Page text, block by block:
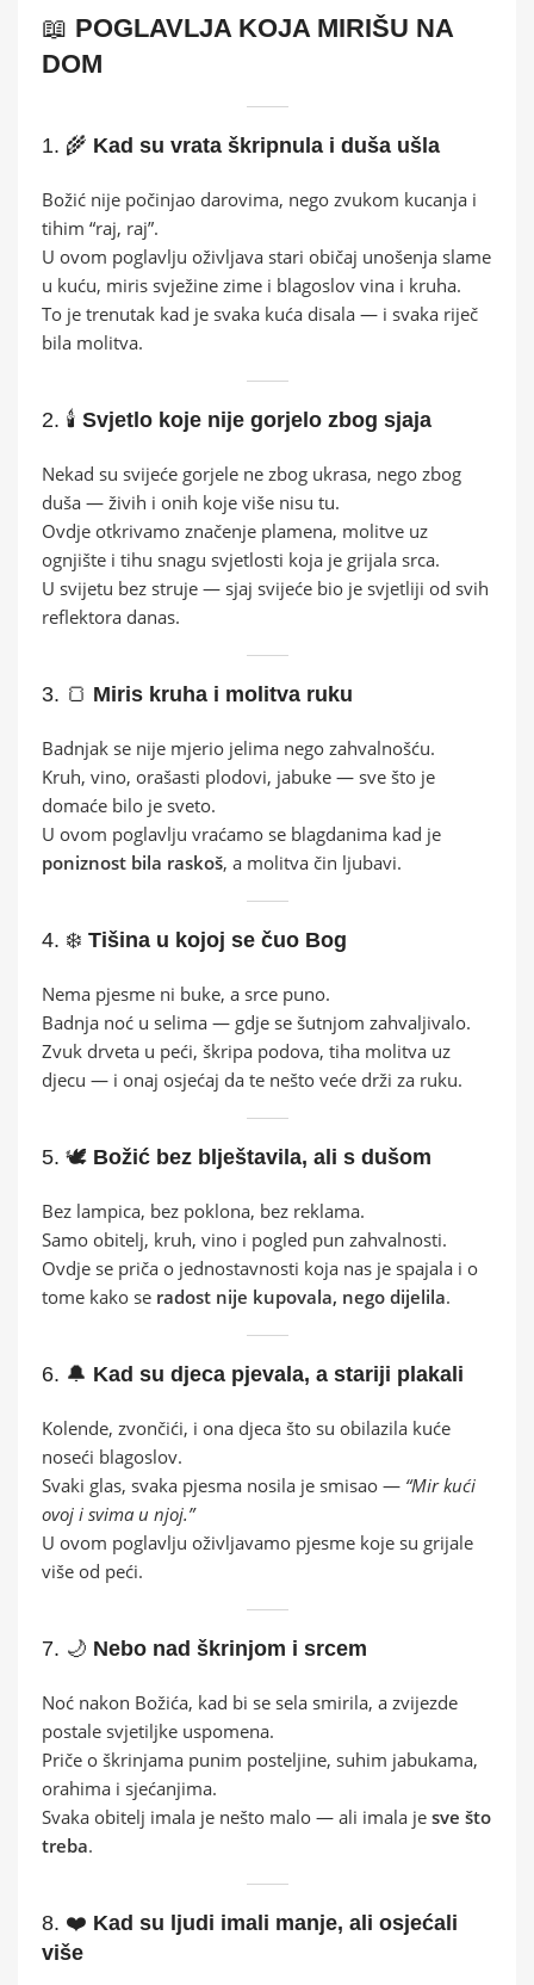
📖 POGLAVLJA KOJA MIRIŠU NA
DOM
1. 🌾 Kad su vrata škripnula i duša ušla
Božić nije počinjao darovima, nego zvukom kucanja i
tihim “raj, raj”.
U ovom poglavlju oživljava stari običaj unošenja slame
u kuću, miris svježine zime i blagoslov vina i kruha.
To je trenutak kad je svaka kuća disala — i svaka riječ
bila molitva.
2. 🕯️ Svjetlo koje nije gorjelo zbog sjaja
Nekad su svijeće gorjele ne zbog ukrasa, nego zbog
duša — živih i onih koje više nisu tu.
Ovdje otkrivamo značenje plamena, molitve uz
ognjište i tihu snagu svjetlosti koja je grijala srca.
U svijetu bez struje — sjaj svijeće bio je svjetliji od svih
reflektora danas.
3. 🍞 Miris kruha i molitva ruku
Badnjak se nije mjerio jelima nego zahvalnošću.
Kruh, vino, orašasti plodovi, jabuke — sve što je
domaće bilo je sveto.
U ovom poglavlju vraćamo se blagdanima kad je
poniznost bila raskoš, a molitva čin ljubavi.
4. ❄️ Tišina u kojoj se čuo Bog
Nema pjesme ni buke, a srce puno.
Badnja noć u selima — gdje se šutnjom zahvaljivalo.
Zvuk drveta u peći, škripa podova, tiha molitva uz
djecu — i onaj osjećaj da te nešto veće drži za ruku.
5. 🕊️ Božić bez blještavila, ali s dušom
Bez lampica, bez poklona, bez reklama.
Samo obitelj, kruh, vino i pogled pun zahvalnosti.
Ovdje se priča o jednostavnosti koja nas je spajala i o
tome kako se radost nije kupovala, nego dijelila.
6. 🔔 Kad su djeca pjevala, a stariji plakali
Kolende, zvončići, i ona djeca što su obilazila kuće
noseći blagoslov.
Svaki glas, svaka pjesma nosila je smisao — “Mir kući
ovoj i svima u njoj.”
U ovom poglavlju oživljavamo pjesme koje su grijale
više od peći.
7. 🌙 Nebo nad škrinjom i srcem
Noć nakon Božića, kad bi se sela smirila, a zvijezde
postale svjetiljke uspomena.
Priče o škrinjama punim posteljine, suhim jabukama,
orahima i sjećanjima.
Svaka obitelj imala je nešto malo — ali imala je sve što
treba.
8. ❤️ Kad su ljudi imali manje, ali osjećali
više